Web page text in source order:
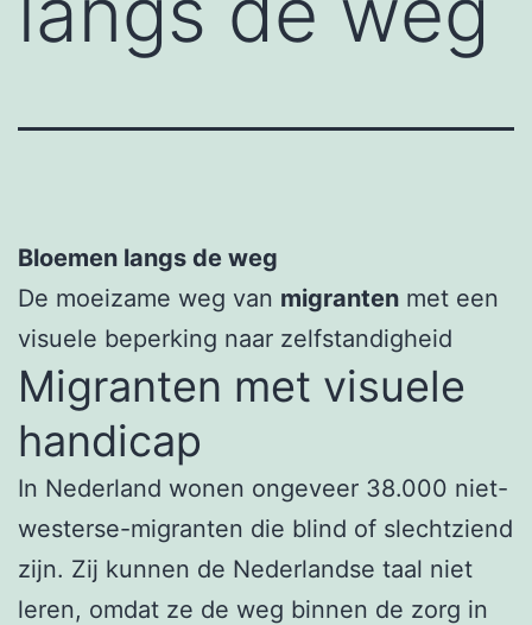
Bloemen langs de weg
De moeizame weg van migranten met een
visuele beperking naar zelfstandigheid
Migranten met visuele
handicap
In Nederland wonen ongeveer 38.000 niet-
westerse-migranten die blind of slechtziend
zijn. Zij kunnen de Nederlandse taal niet
leren, omdat ze de weg binnen de zorg in